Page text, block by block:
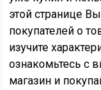
этой странице
покупателей о
изучите
ознакомьтесь с
магазин и